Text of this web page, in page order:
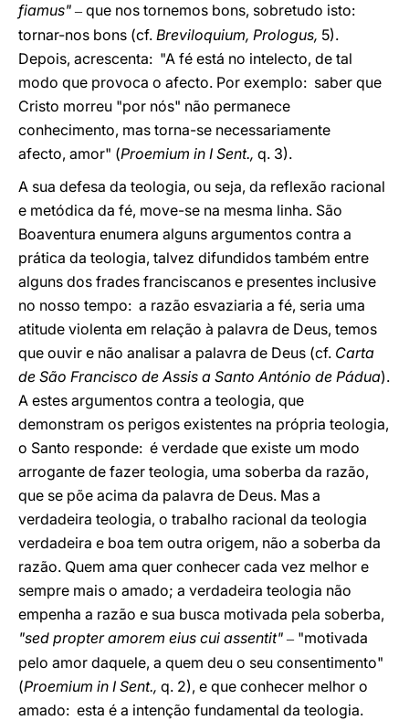
fiamus" – que nos tornemos bons, sobretudo isto:
tornar-nos bons (cf. Breviloquium, Prologus, 5).
Depois, acrescenta: "A fé está no intelecto, de tal
modo que provoca o afecto. Por exemplo: saber que
Cristo morreu "por nós" não permanece
conhecimento, mas torna-se necessariamente
afecto, amor" (Proemium in I Sent., q. 3).
A sua defesa da teologia, ou seja, da reflexão racional
e metódica da fé, move-se na mesma linha. São
Boaventura enumera alguns argumentos contra a
prática da teologia, talvez difundidos também entre
alguns dos frades franciscanos e presentes inclusive
no nosso tempo: a razão esvaziaria a fé, seria uma
atitude violenta em relação à palavra de Deus, temos
que ouvir e não analisar a palavra de Deus (cf. Carta
de São Francisco de Assis a Santo António de Pádua).
A estes argumentos contra a teologia, que
demonstram os perigos existentes na própria teologia,
o Santo responde: é verdade que existe um modo
arrogante de fazer teologia, uma soberba da razão,
que se põe acima da palavra de Deus. Mas a
verdadeira teologia, o trabalho racional da teologia
verdadeira e boa tem outra origem, não a soberba da
razão. Quem ama quer conhecer cada vez melhor e
sempre mais o amado; a verdadeira teologia não
empenha a razão e sua busca motivada pela soberba,
"sed propter amorem eius cui assentit" – "motivada
pelo amor daquele, a quem deu o seu consentimento"
(Proemium in I Sent., q. 2), e que conhecer melhor o
amado: esta é a intenção fundamental da teologia.